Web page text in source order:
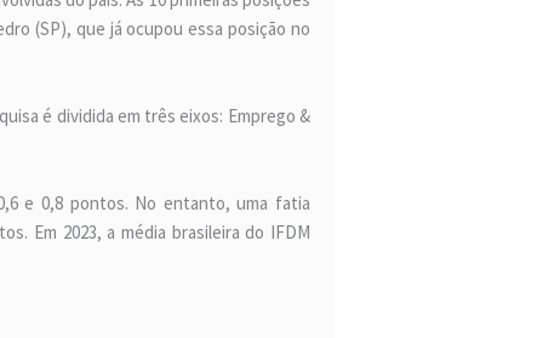
(SP), que já ocupou essa posição no
é dividida em três eixos: Emprego &
e 0,8 pontos. No entanto, uma fatia
Em 2023, a média brasileira do IFDM